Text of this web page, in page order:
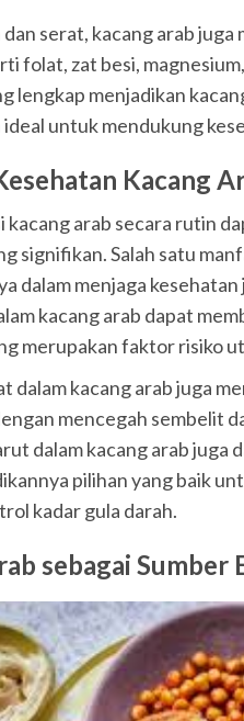
serat, kacang arab
folat, zat besi,
lengkap menjadikan
ideal untuk mendukung
Kacang
kacang arab secara rutin
signifikan. Salah satu
dalam menjaga
kacang arab dapat
merupakan faktor risiko
dalam kacang arab juga
mencegah sembelit
dalam kacang arab juga
pilihan yang baik
kadar gula darah.
sebagai